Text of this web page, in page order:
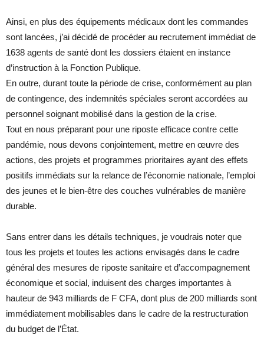
Ainsi, en plus des équipements médicaux dont les commandes
sont lancées, j’ai décidé de procéder au recrutement immédiat de
1638 agents de santé dont les dossiers étaient en instance
d’instruction à la Fonction Publique.
En outre, durant toute la période de crise, conformément au plan
de contingence, des indemnités spéciales seront accordées au
personnel soignant mobilisé dans la gestion de la crise.
Tout en nous préparant pour une riposte efficace contre cette
pandémie, nous devons conjointement, mettre en œuvre des
actions, des projets et programmes prioritaires ayant des effets
positifs immédiats sur la relance de l’économie nationale, l’emploi
des jeunes et le bien-être des couches vulnérables de manière
durable.
Sans entrer dans les détails techniques, je voudrais noter que
tous les projets et toutes les actions envisagés dans le cadre
général des mesures de riposte sanitaire et d’accompagnement
économique et social, induisent des charges importantes à
hauteur de 943 milliards de F CFA, dont plus de 200 milliards sont
immédiatement mobilisables dans le cadre de la restructuration
du budget de l’État.